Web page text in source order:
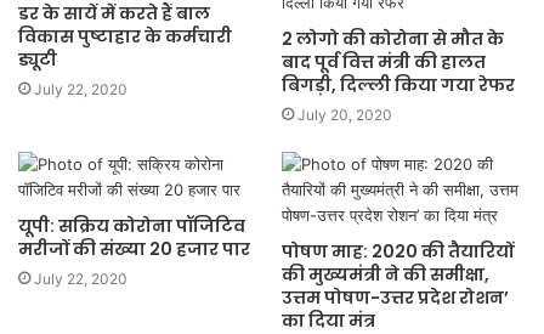
डर के सायें में करते हैं बाल
विकास पुष्टाहार के कर्मचारी
ड्यूटी
July 22, 2020
2 लोगो की कोरोना से मौत के
बाद पूर्व वित्त मंत्री की हालत
बिगड़ी, दिल्ली किया गया रेफर
July 20, 2020
यूपी: सक्रिय कोरोना पॉजिटिव
मरीजों की संख्या 20 हजार पार
July 22, 2020
पोषण माह: 2020 की तैयारियों
की मुख्यमंत्री ने की समीक्षा,
उत्तम पोषण-उत्तर प्रदेश रोशन’
का दिया मंत्र